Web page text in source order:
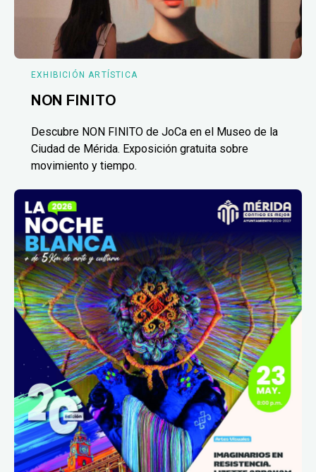
EXHIBICIÓN ARTÍSTICA
NON FINITO
Descubre NON FINITO de JoCa en el Museo de la
Ciudad de Mérida. Exposición gratuita sobre
movimiento y tiempo.